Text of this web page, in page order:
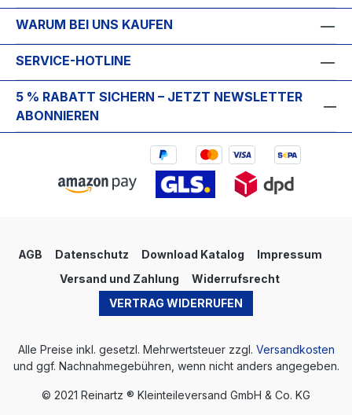
WARUM BEI UNS KAUFEN
SERVICE-HOTLINE
5 % RABATT SICHERN – JETZT NEWSLETTER
ABONNIEREN
AGB Datenschutz Download Katalog
Impressum
Versand und Zahlung
Widerrufsrecht
VERTRAG WIDERRUFEN
Alle Preise inkl. gesetzl. Mehrwertsteuer zzgl. Versandkosten
und ggf. Nachnahmegebühren, wenn nicht anders angegeben.
© 2021 Reinartz ® Kleinteileversand GmbH & Co. KG